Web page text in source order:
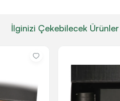
İlginizi Çekebilecek Ürünler